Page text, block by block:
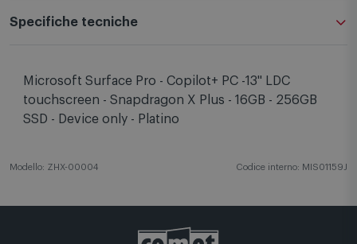
Specifiche tecniche
Microsoft Surface Pro - Copilot+ PC -13'' LDC
touchscreen - Snapdragon X Plus - 16GB - 256GB
SSD - Device only - Platino
Modello: ZHX-00004 Codice interno: MIS01159J